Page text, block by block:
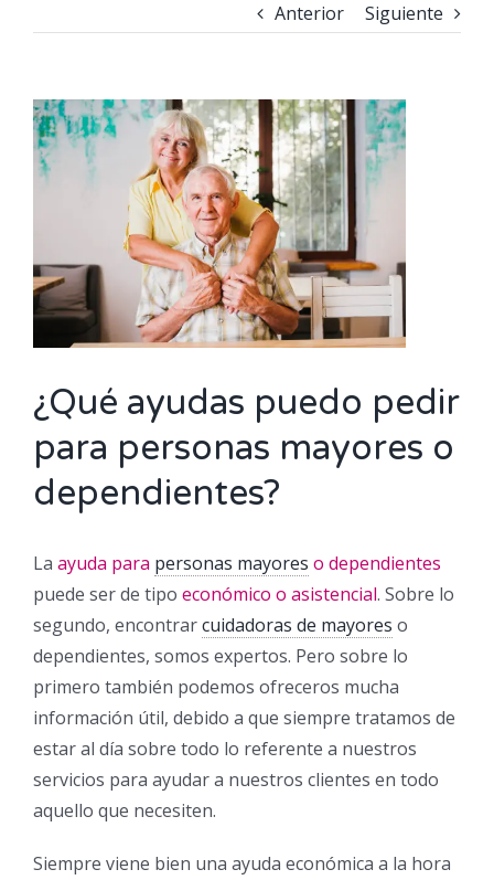
Anterior Siguiente
Ver
imagen
más
¿Qué ayudas puedo pedir
para personas mayores o
dependientes?
La ayuda para personas mayores o dependientes
puede ser de tipo económico o asistencial. Sobre lo
segundo, encontrarcuidadoras de mayores o
dependientes, somos expertos. Pero sobre lo
primero también podemos ofreceros mucha
información útil, debido a que siempre tratamos de
estar al día sobre todo lo referente a nuestros
servicios para ayudar a nuestros clientes en todo
aquello que necesiten.
Siempre viene bien una ayuda económica a la hora